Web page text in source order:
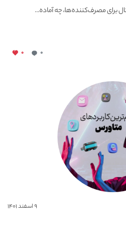
برای مصرف‌کننده‌ها، چه آماده...
۰ ۰
۹ اسفند ۱۴۰۱